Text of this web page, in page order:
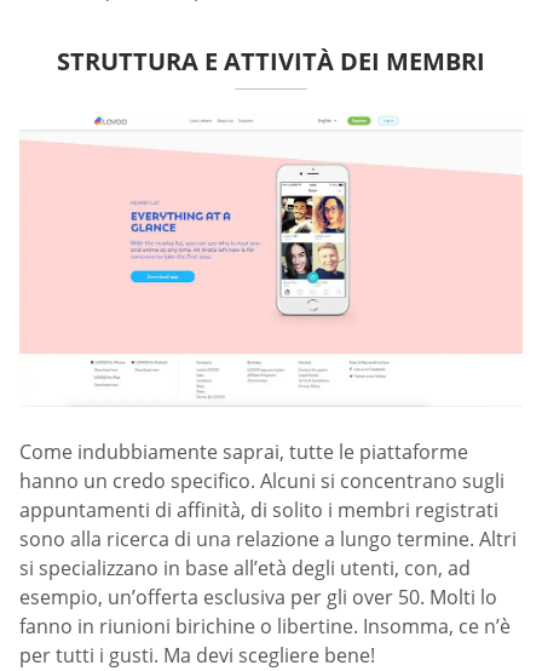
STRUTTURA E ATTIVITÀ DEI MEMBRI
Come indubbiamente saprai, tutte le piattaforme
hanno un credo specifico. Alcuni si concentrano sugli
appuntamenti di affinità, di solito i membri registrati
sono alla ricerca di una relazione a lungo termine. Altri
si specializzano in base all’età degli utenti, con, ad
esempio, un’offerta esclusiva per gli over 50. Molti lo
fanno in riunioni birichine o libertine. Insomma, ce n’è
per tutti i gusti. Ma devi scegliere bene!